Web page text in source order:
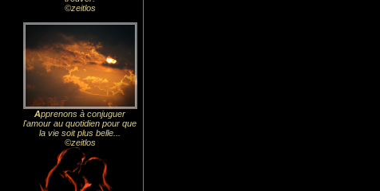
©zeitlos
Apprenons à conjuguer
l'amour au quotidien pour que
la vie soit plus belle...
©zeitlos